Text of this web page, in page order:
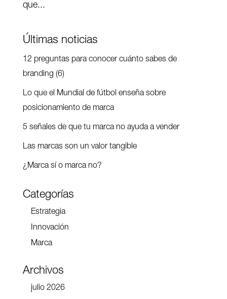
que...
Últimas noticias
12 preguntas para conocer cuánto sabes de
branding (6)
Lo que el Mundial de fútbol enseña sobre
posicionamiento de marca
5 señales de que tu marca no ayuda a vender
Las marcas son un valor tangible
¿Marca sí o marca no?
Categorías
Estrategia
Innovación
Marca
Archivos
julio 2026